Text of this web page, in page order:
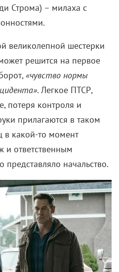
«чувство нормы
. Легкое ПТСР,
прилагаются в таком
в какой-то момент
и ответственным
начальство.
сильно адекватнее. А еще